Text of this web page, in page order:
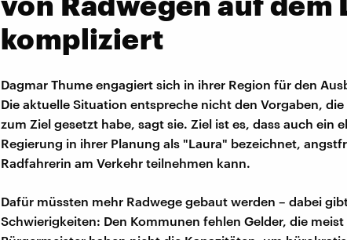
kompliziert
Dagmar Thume engagiert sich in ihrer Region für den
Die aktuelle Situation entspreche nicht den Vorgaben,
zum Ziel gesetzt habe, sagt sie. Ziel ist es, dass auch ein
Regierung in ihrer Planung als "Laura" bezeichnet,
Radfahrerin am Verkehr teilnehmen kann.
Dafür müssten mehr Radwege gebaut werden – dabei
Schwierigkeiten: Den Kommunen fehlen Gelder, die